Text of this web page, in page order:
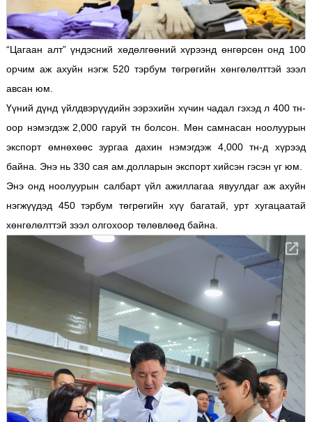
“Цагаан алт” үндэсний хөдөлгөөний хүрээнд өнгөрсөн онд 100
орчим аж ахуйн нэгж 520 тэрбум төгрөгийн хөнгөлөлттэй зээл
авсан юм.
Үүний дүнд үйлдвэрүүдийн ээрэхийн хүчин чадал гэхэд л 400 тн-
оор нэмэгдэж 2,000 гаруй тн болсон. Мөн самнасан ноолуурын
экспорт өмнөхөөс зургаа дахин нэмэгдэж 4,000 тн-д хүрээд
байна. Энэ нь 330 сая ам.долларын экспорт хийсэн гэсэн үг юм.
Энэ онд ноолуурын салбарт үйл ажиллагаа явуулдаг аж ахуйн
нэгжүүдэд 450 тэрбум төгрөгийн хүү багатай, урт хугацаатай
хөнгөлөлттэй зээл олгохоор төлөвлөөд байна.